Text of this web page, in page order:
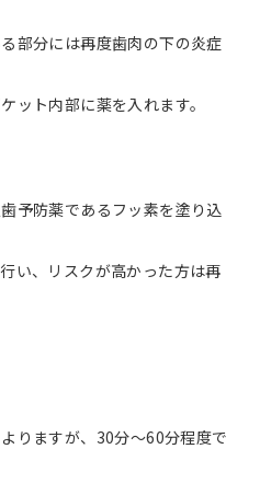
部分には再度歯肉の下の炎症
ット内部に薬を入れます。
予防薬であるフッ素を塗り込
い、リスクが高かった方は再
りますが、30分〜60分程度で